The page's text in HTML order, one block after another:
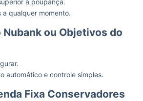
à poupança.
a qualquer momento.
Nubank ou Objetivos do
automático e controle simples.
Fixa Conservadores